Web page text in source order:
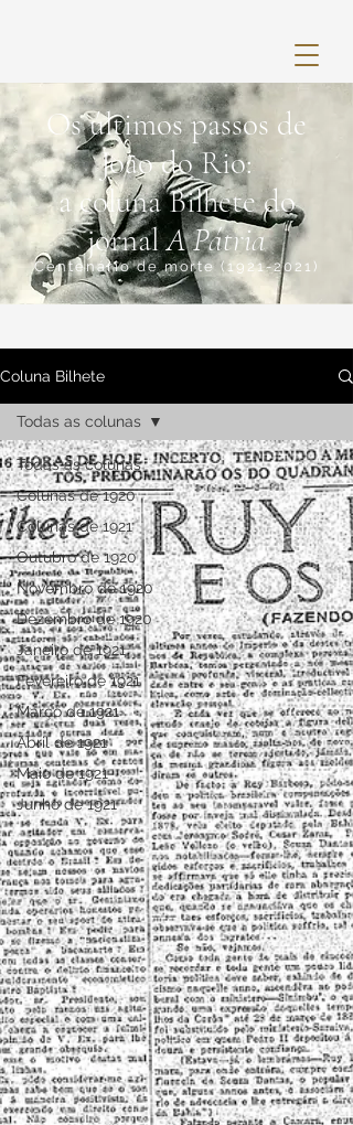
Coluna Bilhete
Todas as colunas
Colunas de 1920
Colunas de 1921
Outubro de 1920
Novembro de 1920
Dezembro de 1920
Janeiro de 1921
Fevereiro de 1921
Março de 1921
Abril de 1921
Maio de 1921
Junho de 1921
Todas as colunas
Os últimos passos de
João do Rio:
a coluna Bilhete do
jornalA Pátria
Centenário de morte(1921-2021)